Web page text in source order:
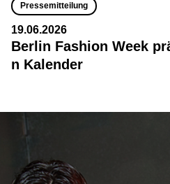
Pressemitteilung
19.06.2026
Berlin Fashion Week
n Kalender